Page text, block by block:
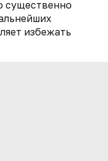
существенно
избежать